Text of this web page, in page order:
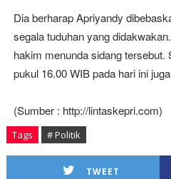
Dia berharap Apriyandy
segala tuduhan yang
hakim menunda sidang tersebut.
pukul 16.00 WIB pada hari ini
(Sumber : http://lintaskepri.com)
Tags # Politik
TWEET